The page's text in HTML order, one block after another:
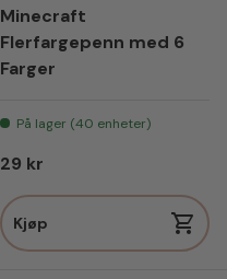
Minecraft
Flerfargepenn med 6
Farger
På lager (40 enheter)
Vanlig pris
29 kr
Kjøp